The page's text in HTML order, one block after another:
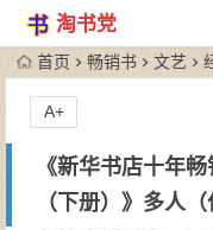
淘书党
首页 畅销书 文艺
《新华书店十年
（下册）》多人
A+